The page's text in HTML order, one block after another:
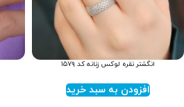
انگشتر نقره لوکس زنانه کد ۱۵۷۹
افزودن به سبد خرید